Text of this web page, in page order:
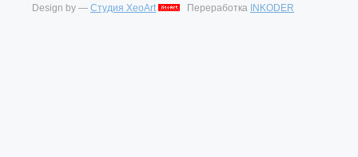
Design by — Студия XeoArt Переработка INKODER